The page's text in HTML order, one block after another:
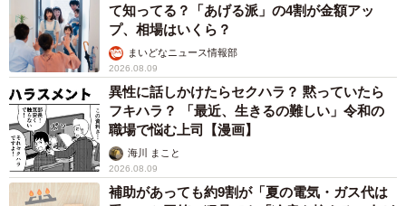
て知ってる？「あげる派」の4割が金額アッ
プ、相場はいくら？
まいどなニュース情報部
2026.08.09
異性に話しかけたらセクハラ？ 黙っていたら
フキハラ？ 「最近、生きるの難しい」令和の
職場で悩む上司【漫画】
海川 まこと
2026.08.09
補助があっても約9割が「夏の電気・ガス代は